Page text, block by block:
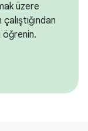
üzere
öğrenin.